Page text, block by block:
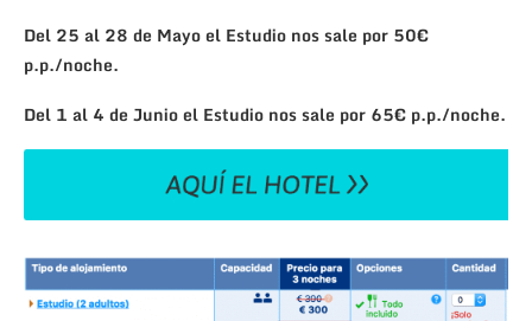
Del 25 al 28 de Mayo el Estudio nos sale por 50€
p.p./noche.
Del 1 al 4 de Junio el Estudio nos sale por 65€ p.p./noche.